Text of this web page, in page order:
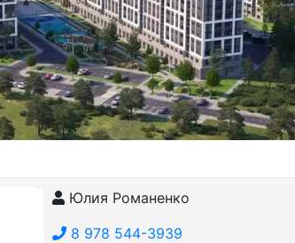
Юлия Романенко
8 978 544-3939